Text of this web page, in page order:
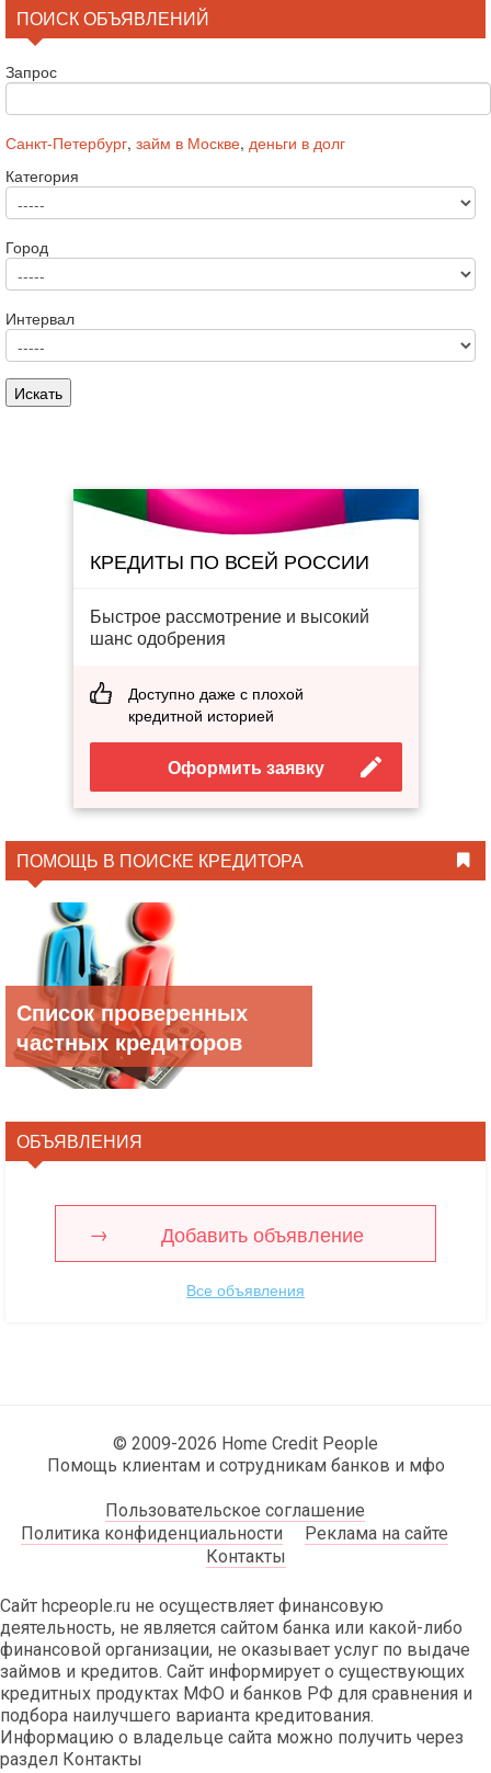
ПОИСК ОБЪЯВЛЕНИЙ
Запрос
Санкт-Петербург, займ в Москве, деньги в долг
Категория
Город
Интервал
КРЕДИТЫ ПО ВСЕЙ РОССИИ
Быстрое рассмотрение и высокий
шанс одобрения
Доступно даже с плохой
кредитной историей
Оформить заявку
ПОМОЩЬ В ПОИСКЕ КРЕДИТОРА
Список проверенных
частных кредиторов
ОБЪЯВЛЕНИЯ
Добавить объявление
Все объявления
© 2009-2026 Home Credit People
Помощь клиентам и сотрудникам банков и мфо
Пользовательское соглашение
Политика конфиденциальности
Реклама на сайте
Контакты
Сайт hcpeople.ru не осуществляет финансовую
деятельность, не является сайтом банка или какой-либо
финансовой организации, не оказывает услуг по выдаче
займов и кредитов. Сайт информирует о существующих
кредитных продуктах МФО и банков РФ для сравнения и
подбора наилучшего варианта кредитования.
Информацию о владельце сайта можно получить через
раздел Контакты